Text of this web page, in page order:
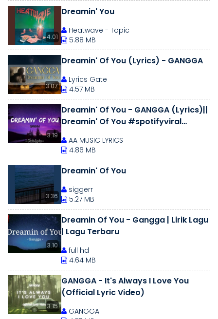
4.01
Dreamin' You
Heatwave - Topic
5.88 MB
3.07
Dreamin' Of You (Lyrics) - GANGGA
Lyrics Gate
4.57 MB
3.19
Dreamin' Of You - GANGGA (Lyrics)||
Dreamin' Of You #spotifyviral
AA MUSIC LYRICS
4.86 MB
3.36
Dreamin' Of You
siggerr
5.27 MB
3.10
Dreamin Of You - Gangga | Lirik Lagu
| Lagu Terbaru
full hd
4.64 MB
3.15
GANGGA - It's Always I Love You
(Official Lyric Video)
GANGGA